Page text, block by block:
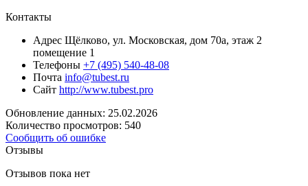
Контакты
Адрес Щёлково, ул. Московская, дом 70а, этаж 2
помещение 1
Телефоны +7 (495) 540-48-08
Почта info@tubest.ru
Сайт http://www.tubest.pro
Обновление данных: 25.02.2026
Количество просмотров: 540
Сообщить об ошибке
Отзывы
Отзывов пока нет